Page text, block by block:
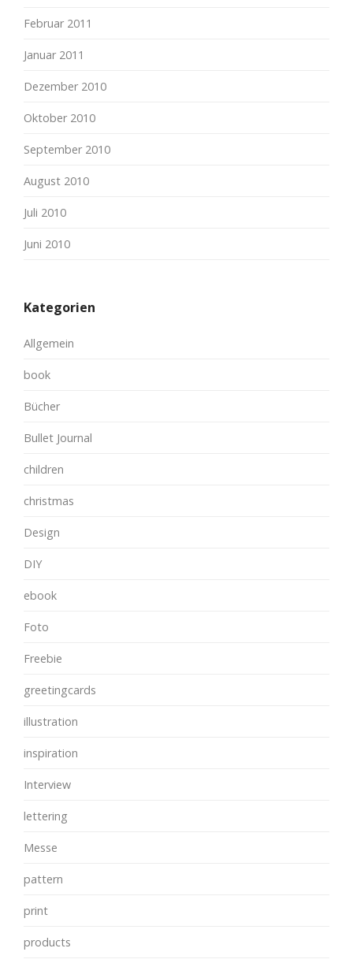
Februar 2011
Januar 2011
Dezember 2010
Oktober 2010
September 2010
August 2010
Juli 2010
Juni 2010
Kategorien
Allgemein
book
Bücher
Bullet Journal
children
christmas
Design
DIY
ebook
Foto
Freebie
greetingcards
illustration
inspiration
Interview
lettering
Messe
pattern
print
products